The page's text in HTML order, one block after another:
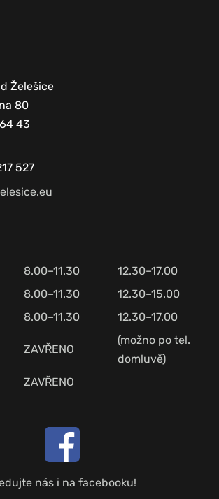
Želešice
80
43
527
8.00–11.30
12.30–17.00
8.00–11.30
12.30–15.00
8.00–11.30 12.30–17.00
ZAVŘENO
(možno po tel.
domluvě)
ZAVŘENO
nás i na facebooku!